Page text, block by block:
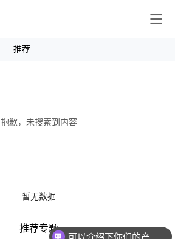
推荐
抱歉，未搜索到内容
暂无数据
推荐专题